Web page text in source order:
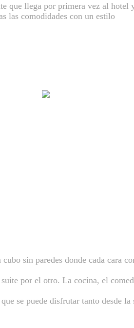
que llega por primera vez al hotel
las comodidades con un estilo
sin paredes donde cada cara
por el otro. La cocina, el
se puede disfrutar tanto desde la